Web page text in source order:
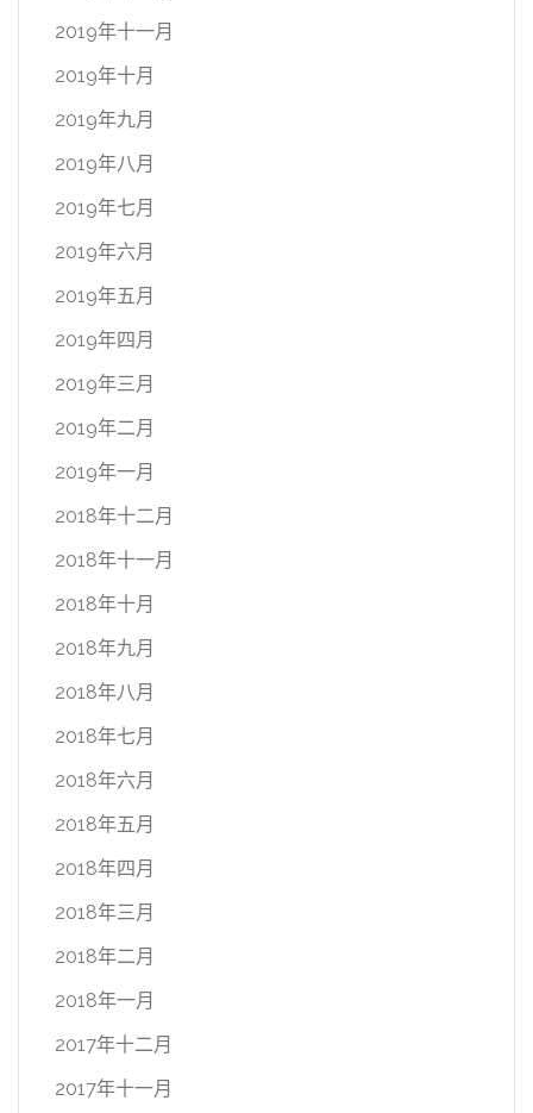
2019年十一月
2019年十月
2019年九月
2019年八月
2019年七月
2019年六月
2019年五月
2019年四月
2019年三月
2019年二月
2019年一月
2018年十二月
2018年十一月
2018年十月
2018年九月
2018年八月
2018年七月
2018年六月
2018年五月
2018年四月
2018年三月
2018年二月
2018年一月
2017年十二月
2017年十一月